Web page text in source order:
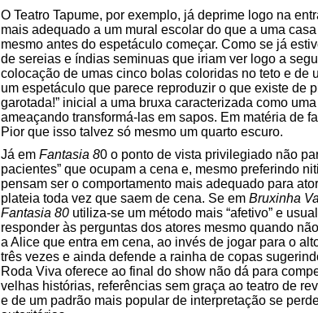
O Teatro Tapume, por exemplo, já deprime logo na
mais adequado a um mural escolar do que a uma
mesmo antes do espetáculo começar. Como se já
de sereias e índias seminuas que iriam ver logo a
colocação de umas cinco bolas coloridas no teto e de
um espetáculo que parece reproduzir o que existe de
garotada!” inicial a uma bruxa caracterizada como
ameaçando transformá-las em sapos. Em matéria de
Pior que isso talvez só mesmo um quarto escuro.
Já em Fantasia 80 o ponto de vista privilegiado não
pacientes” que ocupam a cena e, mesmo preferindo
pensam ser o comportamento mais adequado para
plateia toda vez que saem de cena. Se em Bruxinha
Fantasia 80 utiliza-se um método mais “afetivo” e
responder às perguntas dos atores mesmo quando
a Alice que entra em cena, ao invés de jogar para o
três vezes e ainda defende a rainha de copas
Roda Viva oferece ao final do show não dá para
velhas histórias, referências sem graça ao teatro de
e de um padrão mais popular de interpretação se